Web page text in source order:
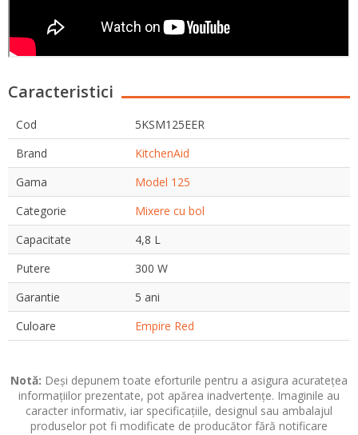
Caracteristici
Cod
5KSM125EER
Brand
KitchenAid
Gama
Model 125
Categorie
Mixere cu bol
Capacitate
4,8 L
Putere
300 W
Garantie
5 ani
Culoare
Empire Red
Notă: Deși depunem toate eforturile pentru a asigura acuratețea
informațiilor prezentate, pot apărea inadvertențe. Imaginile au
caracter informativ, iar specificațiile, designul sau ambalajul
produselor pot fi modificate de producător fără notificare